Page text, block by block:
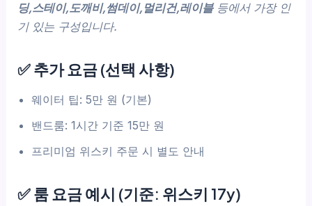
딩,스테이,도깨비,썸데이,멀리건,레이블등에서 가장 인
기 있는 구성입니다.
✅ 추가 요금 (선택 사항)
웨이터 팁: 5만 원 (기본)
밴드룸: 1시간 기준 15만 원
프리미엄 위스키 주문 시 별도 안내
✅ 룸 요금 예시 (기준: 위스키 17y)